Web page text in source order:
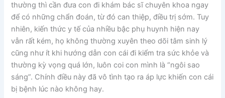
thường thì cần đưa con đi khám bác sĩ chuyên khoa ngay
để có những chẩn đoán, từ đó can thiệp, điều trị sớm. Tuy
nhiên, kiến thức y tế của nhiều bậc phụ huynh hiện nay
vẫn rất kém, họ không thường xuyên theo dõi tâm sinh lý
cũng như ít khi hướng dẫn con cái đi kiểm tra sức khỏe và
thường kỳ vọng quá lớn, luôn coi con mình là “ngôi sao
sáng”. Chính điều này đã vô tình tạo ra áp lực khiến con cái
bị bệnh lúc nào không hay.